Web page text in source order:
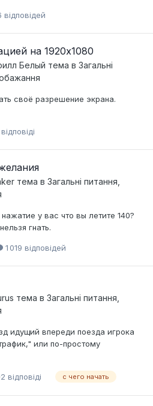
відповідей
на 1920x1080
Белый тема в Загальні
своё разрешение экрана.
тема в Загальні питання,
у вас что вы летите 140?
гнать.
1 019 відповідей
тема в Загальні питання,
идущий впереди поезда игрока
или по-простому
відповіді с чего начать